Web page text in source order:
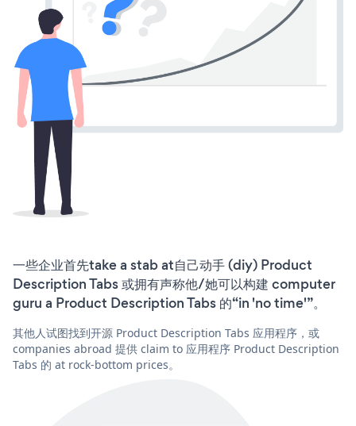
一些企业首先take a stab at自己动手 (diy) Product
Description Tabs 或拥有声称他/她可以构建 computer
guru a Product Description Tabs 的“in 'no time'”。
其他人试图找到开源 Product Description Tabs 应用程序，或
companies abroad 提供 claim to 应用程序 Product Description
Tabs 的 at rock-bottom prices。